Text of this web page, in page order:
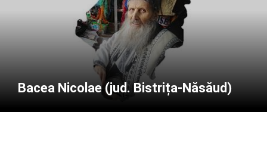
Bacea Nicolae (jud. Bistrița-Năsăud)